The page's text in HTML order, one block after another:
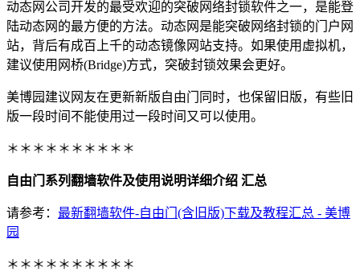
动态网公司开发的最受欢迎的突破网络封锁软件之一，是能登
陆动态网的最方便的方法。动态网是能突破网络封锁的门户网
站，背后有成百上千的动态镜像网站支持。如果使用虚拟机，
建议使用网桥(Bridge)方式，突破封锁效果会更好。
美博园建议网友在更新新版自由门同时，也保留旧版，有些旧
版一段时间不能使用过一段时间又可以使用。
＊＊＊＊＊＊＊＊＊＊
自由门系列翻墙软件及使用说明详细介绍 汇总
请参考： 最新翻墙软件-自由门(含旧版)下载及教程汇总 - 美博
园
＊＊＊＊＊＊＊＊＊＊